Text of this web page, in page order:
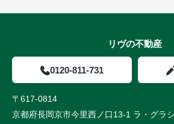
リヴの不動産
0120-811-731
〒617-0814
京都府長岡京市今里西ノ口13-1 ラ・グラ